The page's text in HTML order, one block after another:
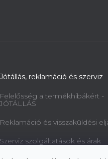
Jótállás, reklamáció és szerviz
Felelősség a termékhibákért -
JÓTÁLLÁS
Reklamáció és visszaküldési
Szerviz szolgáltatások és árak